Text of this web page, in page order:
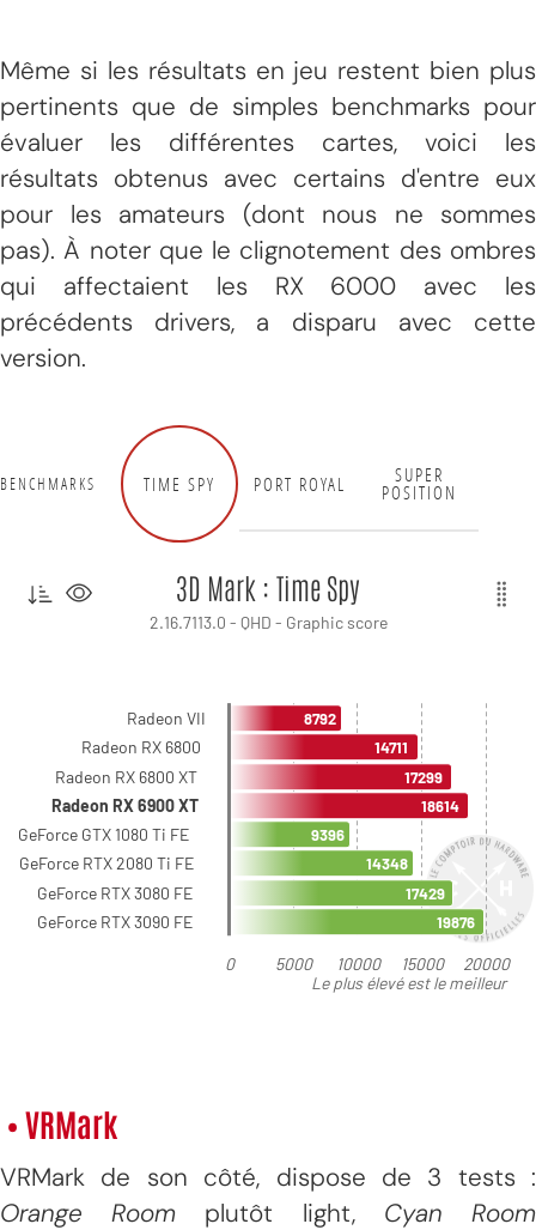
Même si les résultats en jeu restent bien plus
pertinents que de simples benchmarks pour
évaluer les différentes cartes, voici les
résultats obtenus avec certains d'entre eux
pour les amateurs (dont nous ne sommes
pas). À noter que le clignotement des ombres
qui affectaient les RX 6000 avec les
précédents drivers, a disparu avec cette
version.
• VRMark
VRMark de son côté, dispose de 3 tests :
Orange Room plutôt light, Cyan
Room